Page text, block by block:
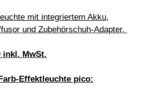
mit integriertem Akku,
und Zubehörschuh-Adapter.
inkl. MwSt.
Effektleuchte pico: